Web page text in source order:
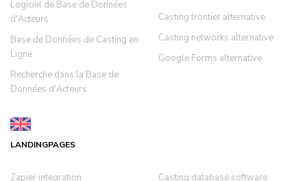
Logiciel de Base de Données
d'Acteurs
Base de Données de Casting en
Ligne
Recherche dans la Base de
Données d'Acteurs
Casting frontier alternative
Casting networks alternative
Google Forms alternative
LANDINGPAGES
Zapier integration
Casting database software